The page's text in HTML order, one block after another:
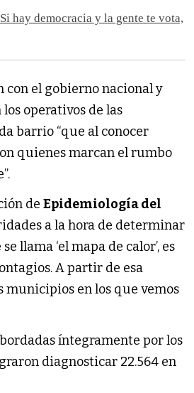
hay democracia y la gente te vota,
con el gobierno nacional y
operativos de las
barrio “que al conocer
quienes marcan el rumbo
deEpidemiología del
a la hora de determinar
llama ‘el mapa de calor’, es
A partir de esa
municipios en los que vemos
íntegramente por los
diagnosticar 22.564 en